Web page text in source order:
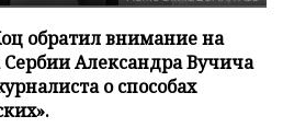
обратил внимание на
Александра Вучича
о способах